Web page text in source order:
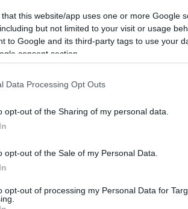
that this website/app uses one or more Google
but not limited to your visit or usage
to Google and its third-party tags to use your
consent section.
Data Processing Opt Outs
opt-out of the Sharing of my personal data.
opt-out of the Sale of my Personal Data.
opt-out of processing my Personal Data for